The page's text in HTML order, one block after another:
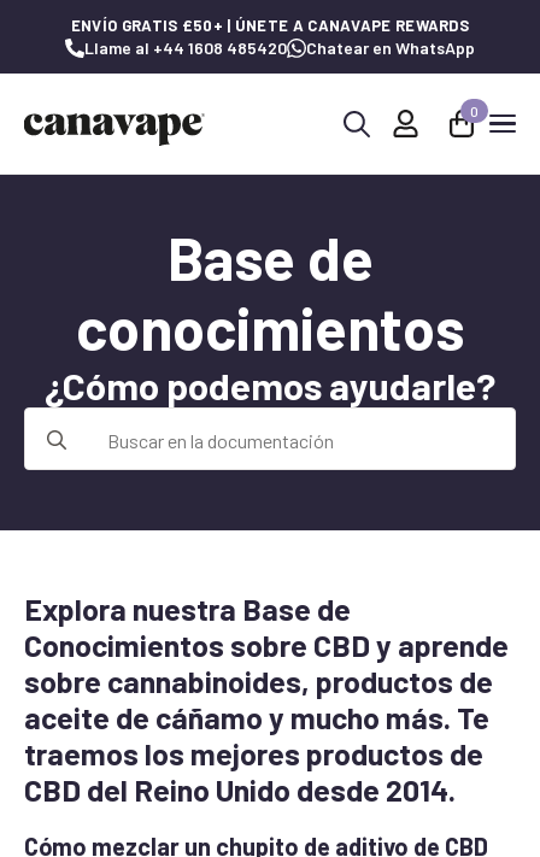
ENVÍO GRATIS £50+ | ÚNETE A CANAVAPE REWARDS
Llame al +44 1608 485420 Chatear en WhatsApp
0
Base de
conocimientos
¿Cómo podemos ayudarle?
Explora nuestra Base de
Conocimientos sobre CBD y aprende
sobre cannabinoides, productos de
aceite de cáñamo y mucho más. Te
traemos los mejores productos de
CBD del Reino Unido desde 2014.
Cómo mezclar un chupito de aditivo de CBD